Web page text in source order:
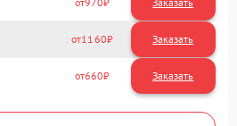
1160
660